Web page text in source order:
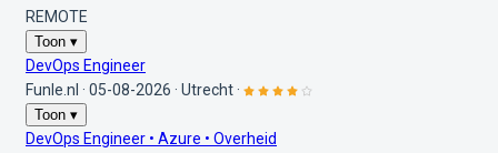
REMOTE
Toon ▾
DevOps Engineer
Funle.nl · 05-08-2026 · Utrecht ·
Toon ▾
DevOps Engineer • Azure • Overheid